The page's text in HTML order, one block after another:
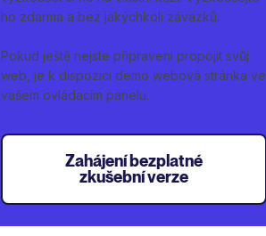
ho zdarma a bez jakýchkoli závazků.
Pokud ještě nejste připraveni propojit svůj
web, je k dispozici demo webová stránka ve
vašem ovládacím panelu.
Zahájení bezplatné
zkušební verze